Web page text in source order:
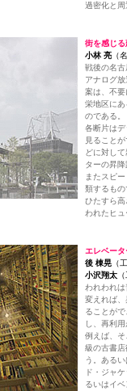
過密化と
街を感じる
小林 亮 （
戦後の名
アナログ
案は、不
栄地区に
のである。
各断片は
見ること
どに対し
ターの昇
またスピ
類するも
ひたすら
われたヒ
エレベー
後 棟晃 （
小沢翔太
われわれ
変えれば
ることが
し、再利
例えば、
級の古書
う。ある
ド・ジャ
るいはイ